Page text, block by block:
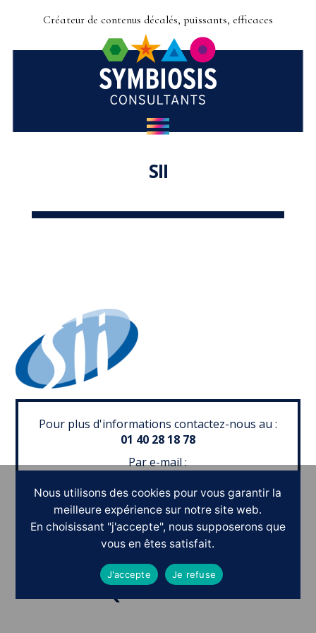
Créateur de contenus décalés, puissants, efficaces
SII
Pour plus d'informations contactez-nous au :
01 40 28 18 78
Par e-mail :
Ils nous ont fait confiance
POURQUOI PASVO
Nous utilisons des cookies pour vous garantir la
meilleure expérience sur notre site web.
En choisissant "j'accepte", nous supposerons que
vous en êtes satisfait.
J'accepte Je refuse